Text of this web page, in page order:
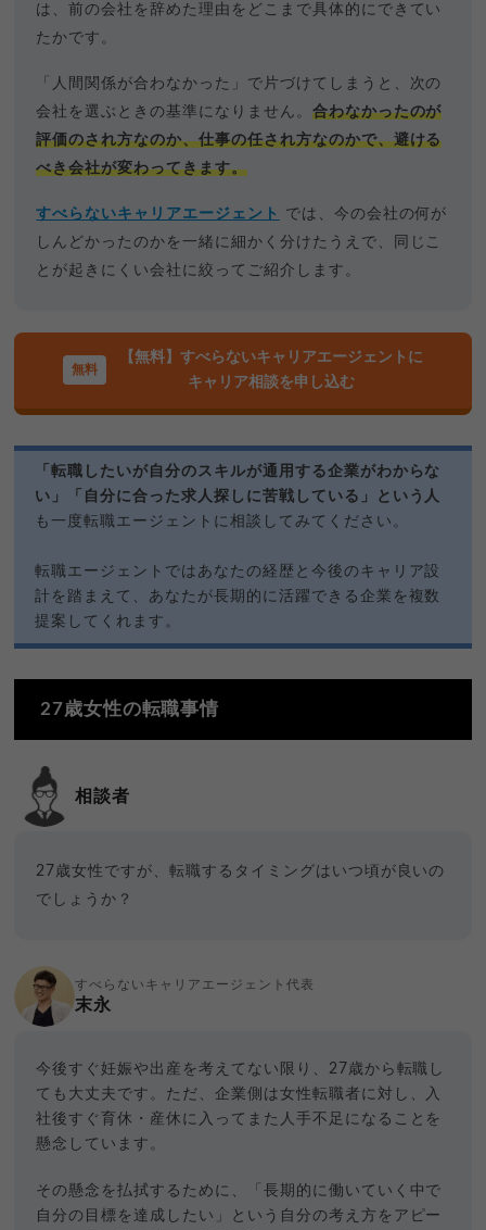
は、前の会社を辞めた理由をどこまで具体的にできてい
たかです。
「人間関係が合わなかった」で片づけてしまうと、次の
会社を選ぶときの基準になりません。 合わなかったのが
評価のされ方なのか、仕事の任され方なのかで、避ける
べき会社が変わってきます。
すべらないキャリアエージェント
では、今の会社の何が
しんどかったのかを一緒に細かく分けたうえで、同じこ
とが起きにくい会社に絞ってご紹介します。
【無料】すべらないキャリアエージェントに
キャリア相談を申し込む
「転職したいが自分のスキルが通用する企業がわからな
い」「自分に合った求人探しに苦戦している」という人
も一度転職エージェントに相談してみてください。
転職エージェントではあなたの経歴と今後のキャリア設
計を踏まえて、あなたが長期的に活躍できる企業を複数
提案してくれます。
27歳女性の転職事情
相談者
27歳女性ですが、転職するタイミングはいつ頃が良いの
でしょうか？
すべらないキャリアエージェント代表
末永
今後すぐ妊娠や出産を考えてない限り、27歳から転職し
ても大丈夫です。ただ、企業側は女性転職者に対し、入
社後すぐ育休・産休に入ってまた人手不足になることを
懸念しています。
その懸念を払拭するために、「長期的に働いていく中で
自分の目標を達成したい」という自分の考え方をアピー